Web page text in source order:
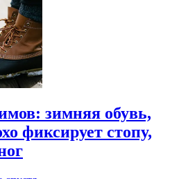
зимняя обувь,
фиксирует стопу,